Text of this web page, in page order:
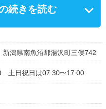
ノボ用品のレンタルも行ってい
ているので、車でも電車でもア
らスキー場の周辺には、登山
いる山小屋、ホテルがあり、泊
できます。
続きを読む
潟県南魚沼郡湯沢町三俣742
土日祝日は07:30〜17:00